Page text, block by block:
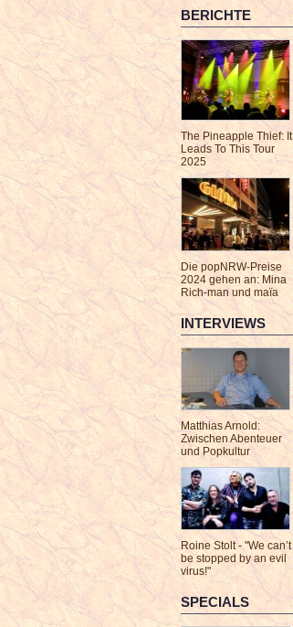
BERICHTE
The Pineapple Thief: It
Leads To This Tour
2025
Die popNRW-Preise
2024 gehen an: Mina
Rich-man und maïa
INTERVIEWS
Matthias Arnold:
Zwischen Abenteuer
und Popkultur
Roine Stolt - "We can’t
be stopped by an evil
virus!"
SPECIALS